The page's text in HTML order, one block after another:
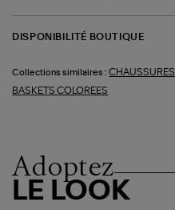
DISPONIBILITÉ BOUTIQUE
Collections similaires : CHAUSSURES
BASKETS COLOREES
Adoptez
LE LOOK